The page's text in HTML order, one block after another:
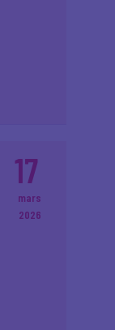
17
mars
2026